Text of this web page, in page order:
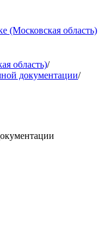
(Московская область)
область)/
документации/